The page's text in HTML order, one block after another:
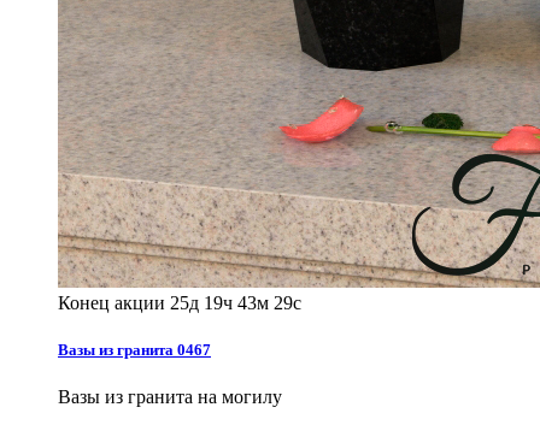
Конец акции 25д 19ч 43м 27с
Вазы из гранита 0467
Вазы из гранита на могилу